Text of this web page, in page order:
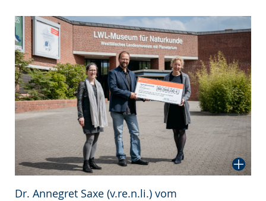
Dr. Annegret Saxe (v.re.n.li.) vom